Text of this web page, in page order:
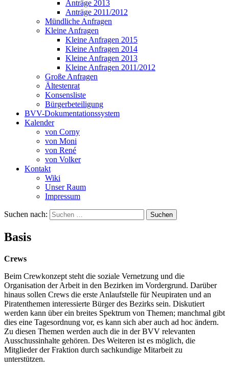
Anträge 2013
Anträge 2011/2012
Mündliche Anfragen
Kleine Anfragen
Kleine Anfragen 2015
Kleine Anfragen 2014
Kleine Anfragen 2013
Kleine Anfragen 2011/2012
Große Anfragen
Ältestenrat
Konsensliste
Bürgerbeteiligung
BVV-Dokumentationssystem
Kalender
von Corny
von Moni
von René
von Volker
Kontakt
Wiki
Unser Raum
Impressum
Suchen nach:
Basis
Crews
Beim Crewkonzept steht die soziale Vernetzung und die
Organisation der Arbeit in den Bezirken im Vordergrund. Darüber
hinaus sollen Crews die erste Anlaufstelle für Neupiraten und an
Piratenthemen interessierte Bürger des Bezirks sein. Diskutiert
werden kann über ein breites Spektrum von Themen; manchmal gibt
dies eine Tagesordnung vor, es kann sich aber auch ad hoc ändern.
Zu diesen Themen werden auch die in der BVV relevanten
Ausschussinhalte gehören. Des Weiteren ist es möglich, die
Mitglieder der Fraktion durch sachkundige Mitarbeit zu
unterstützen.